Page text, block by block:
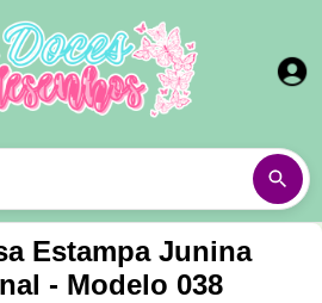
Estampa Junina
- Modelo 038